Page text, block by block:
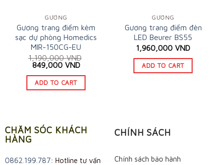
GƯƠNG
Gương trang điểm kèm
sạc dự phòng Homedics
MIR-150CG-EU
1,190,000VND
Original
price
was:
1,190,000 VND.
849,000 VNDCurrent
is:
ADD TO CART
GƯƠNG
Gương trang điểm đèn
LED Beurer BS55
1,960,000 VND
ADD TO CART
CHĂM SÓC KHÁCH
HÀNG
0862.199.787: Hotline tư vấn
CHÍNH SÁCH
Chính sách bảo hành